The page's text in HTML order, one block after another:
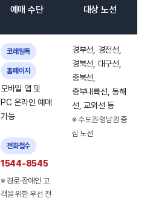
예매 수단 대상 노선
코레일톡
홈페이지
모바일 앱 및
PC 온라인 예매
가능
전화접수
1544-8545
※ 경로·장애인 고
객을 위한 우선 전
경부선, 경전선,
경북선, 대구선,
충북선,
중부내륙선, 동해
선, 교외선 등
※ 수도권·영남권 중
심 노선